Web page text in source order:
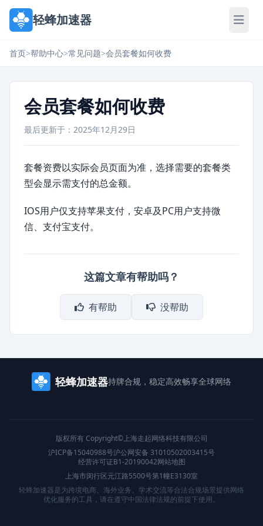
轻蜂加速器
首页>帮助中心>常见问题>会员套餐如何收费
会员套餐如何收费
最后更新于：2025年12月29日
套餐资费以实际会员页面为准，选择需要的套餐类
型会显示需支付的总金额。
IOS用户仅支持苹果支付，安卓及PC用户支持微
信、支付宝支付。
这篇文章有帮助吗？
有帮助 没帮助
轻蜂加速器持牌合规，稳定高效畅享全球网络
版权所有 Copyright©上海走起网络科技有限公司
沪ICP备15040988号沪公网安备 31010502003415号
经营许可证B1-20190042网站地图
上海市闵行区元江路5500号第1幢E3130室
轻蜂加速器是为跨境电商、海外业务、学术交流等合法合规场景提供网络
优化服务的工具，请在遵守中国法律法规的前提下使用。